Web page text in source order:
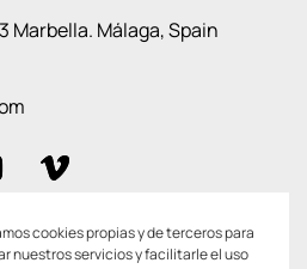
Marbella. Málaga, Spain
cookies propias y de terceros para
nuestros servicios y facilitarle el uso